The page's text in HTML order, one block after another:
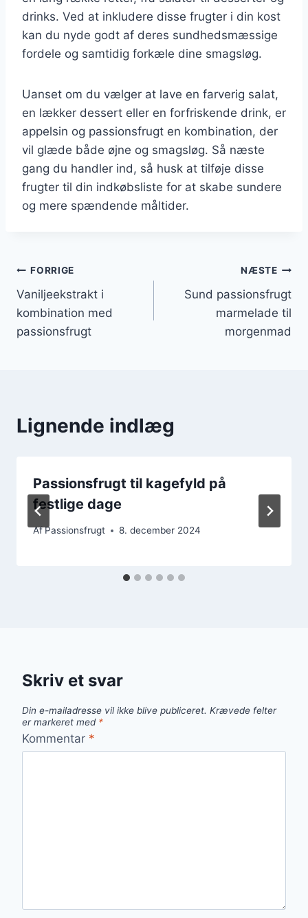
drinks. Ved at inkludere disse frugter i din kost
kan du nyde godt af deres sundhedsmæssige
fordele og samtidig forkæle dine smagsløg.
Uanset om du vælger at lave en farverig salat,
en lækker dessert eller en forfriskende drink, er
appelsin og passionsfrugt en kombination, der
vil glæde både øjne og smagsløg. Så næste
gang du handler ind, så husk at tilføje disse
frugter til din indkøbsliste for at skabe sundere
og mere spændende måltider.
Indlægsnavigation
FORRIGE
Vaniljeekstrakt i
kombination med
passionsfrugt
NÆSTE
Sund passionsfrugt
marmelade til
morgenmad
Lignende indlæg
Passionsfrugt til kagefyld på
festlige dage
AfPassionsfrugt 8. december 2024
Skriv et svar
Din e-mailadresse vil ikke blive publiceret. Krævede felter
er markeret med *
Kommentar *